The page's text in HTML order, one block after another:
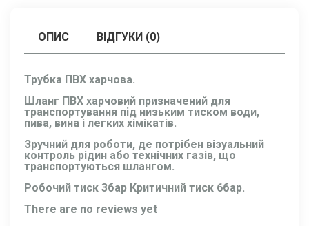
ОПИС ВІДГУКИ (0)
Трубка ПВХ харчова.
Шланг ПВХ харчовий призначений для
транспортування під низьким тиском води,
пива, вина і легких хімікатів.
Зручний для роботи, де потрібен візуальний
контроль рідин або технічних газів, що
транспортуються шлангом.
Робочий тиск 3бар Критичний тиск 6бар.
There are no reviews yet